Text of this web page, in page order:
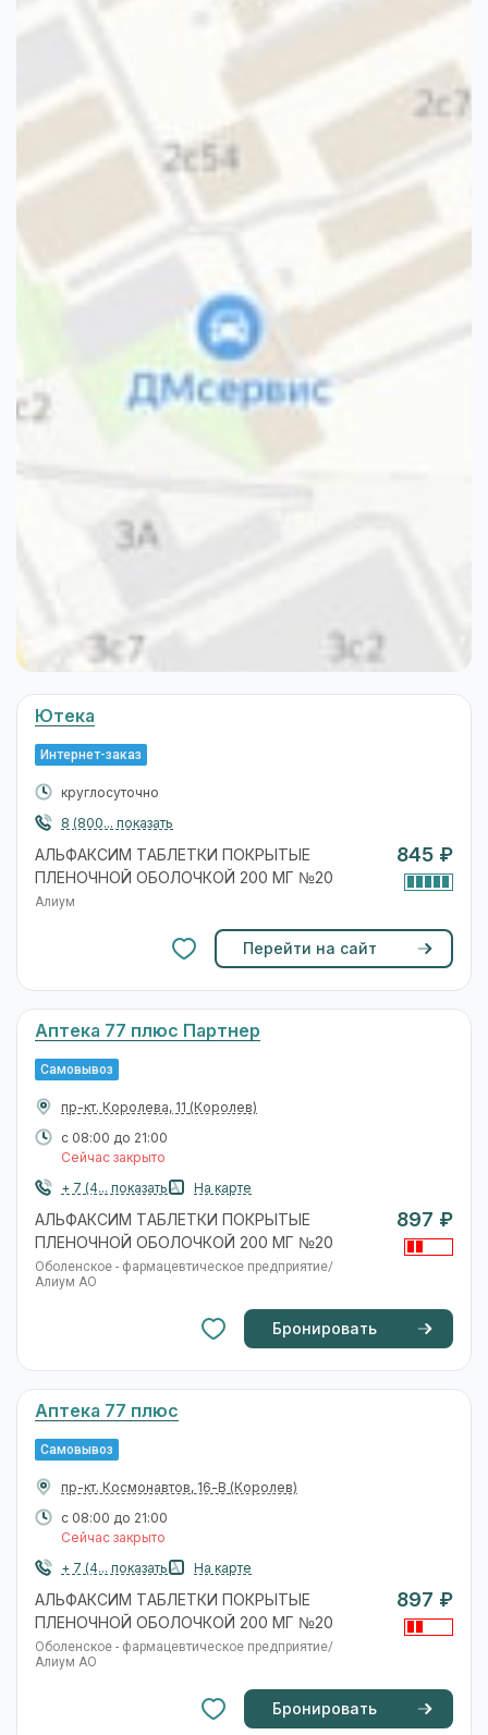
Ютека
Интернет-заказ
круглосуточно
8 (800... показать
АЛЬФАКСИМ ТАБЛЕТКИ ПОКРЫТЫЕ
ПЛЕНОЧНОЙ ОБОЛОЧКОЙ 200 МГ №20
Алиум
845 ₽
Перейти на сайт
Аптека 77 плюс Партнер
Самовывоз
пр-кт. Королева, 11 (Королев)
с 08:00 до 21:00
Сейчас закрыто
+ 7 (4... показать
На карте
АЛЬФАКСИМ ТАБЛЕТКИ ПОКРЫТЫЕ
ПЛЕНОЧНОЙ ОБОЛОЧКОЙ 200 МГ №20
Оболенское - фармацевтическое предприятие/
Алиум АО
897 ₽
Бронировать
Аптека 77 плюс
Самовывоз
пр-кт. Космонавтов, 16-В (Королев)
с 08:00 до 21:00
Сейчас закрыто
+ 7 (4... показать
На карте
АЛЬФАКСИМ ТАБЛЕТКИ ПОКРЫТЫЕ
ПЛЕНОЧНОЙ ОБОЛОЧКОЙ 200 МГ №20
Оболенское - фармацевтическое предприятие/
Алиум АО
897 ₽
Бронировать